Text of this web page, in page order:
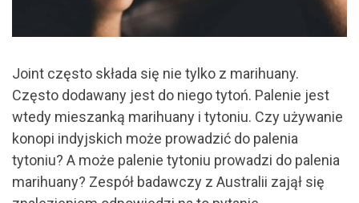
Joint często składa się nie tylko z marihuany.
Często dodawany jest do niego tytoń. Palenie jest
wtedy mieszanką marihuany i tytoniu. Czy używanie
konopi indyjskich może prowadzić do palenia
tytoniu? A może palenie tytoniu prowadzi do palenia
marihuany? Zespół badawczy z Australii zajął się